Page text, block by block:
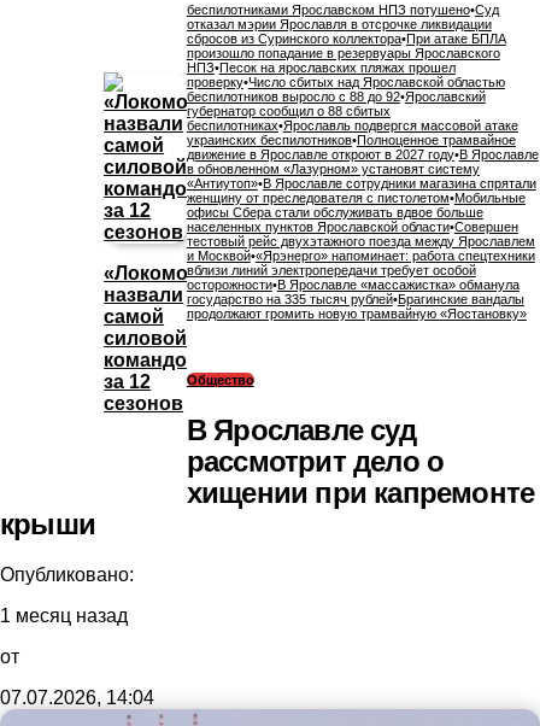
«Локомотив»
назвали
самой
силовой
командой
за 12
сезонов
беспилотниками Ярославском НПЗ потушено•Суд
отказал мэрии Ярославля в отсрочке ликвидации
сбросов из Суринского коллектора•При атаке БПЛА
произошло попадание в резервуары Ярославского
НПЗ•Песок на ярославских пляжах прошел
проверку•Число сбитых над Ярославской областью
беспилотников выросло с 88 до 92•Ярославский
губернатор сообщил о 88 сбитых
беспилотниках•Ярославль подвергся массовой атаке
украинских беспилотников•Полноценное трамвайное
движение в Ярославле откроют в 2027 году•В Ярославле
в обновленном «Лазурном» установят систему
«Антиутоп»•В Ярославле сотрудники магазина спрятали
женщину от преследователя с пистолетом•Мобильные
офисы Сбера стали обслуживать вдвое больше
населенных пунктов Ярославской области•Совершен
тестовый рейс двухэтажного поезда между Ярославлем
и Москвой•«Ярэнерго» напоминает: работа спецтехники
вблизи линий электропередачи требует особой
осторожности•В Ярославле «массажистка» обманула
государство на 335 тысяч рублей•Брагинские вандалы
продолжают громить новую трамвайную «Яостановку»
Общество
В Ярославле суд
рассмотрит дело о
хищении при капремонте
крыши
Опубликовано:
1 месяц назад
от
07.07.2026, 14:04